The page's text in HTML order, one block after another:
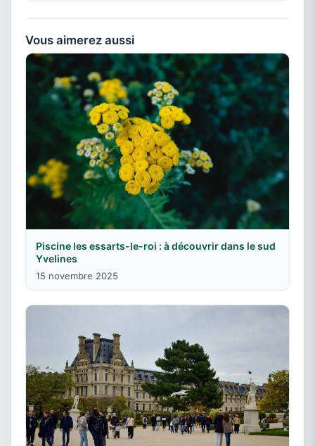
Vous aimerez aussi
Piscine les essarts-le-roi : à découvrir dans le sud
Yvelines
15 novembre 2025